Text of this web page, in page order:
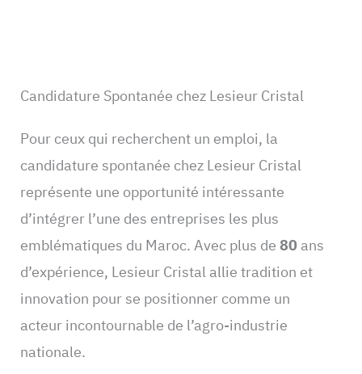
Candidature Spontanée chez Lesieur Cristal
Pour ceux qui recherchent un emploi, la
candidature spontanée chez Lesieur Cristal
représente une opportunité intéressante
d’intégrer l’une des entreprises les plus
emblématiques du Maroc. Avec plus de80ans
d’expérience, Lesieur Cristal allie tradition et
innovation pour se positionner comme un
acteur incontournable de l’agro-industrie
nationale.